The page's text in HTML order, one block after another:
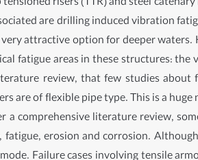
are drilling induced vibration
attractive option for deeper
fatigue areas in these structures:
review, that few studies about
are of flexible pipe type. This is a
comprehensive literature review,
erosion and corrosion.